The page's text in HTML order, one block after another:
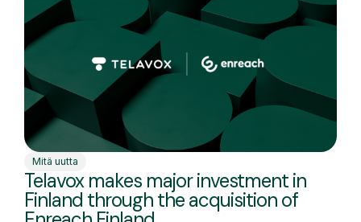
Mitä uutta
Telavox makes major investment in
Finland through the acquisition of